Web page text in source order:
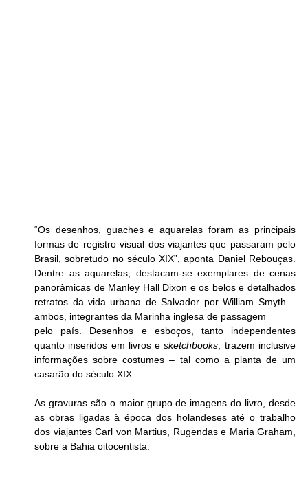
“Os desenhos, guaches e aquarelas foram as principais
formas de registro visual dos viajantes que passaram pelo
Brasil, sobretudo no século XIX”, aponta Daniel Rebouças.
Dentre as aquarelas, destacam-se exemplares de cenas
panorâmicas de Manley Hall Dixon e os belos e detalhados
retratos da vida urbana de Salvador por William Smyth –
ambos, integrantes da Marinha inglesa de passagem
pelo país. Desenhos e esboços, tanto independentes
quanto inseridos em livros e sketchbooks , trazem inclusive
informações sobre costumes – tal como a planta de um
casarão do século XIX.
As gravuras são o maior grupo de imagens do livro, desde
as obras ligadas à época dos holandeses até o trabalho
dos viajantes Carl von Martius, Rugendas e Maria Graham,
sobre a Bahia oitocentista.